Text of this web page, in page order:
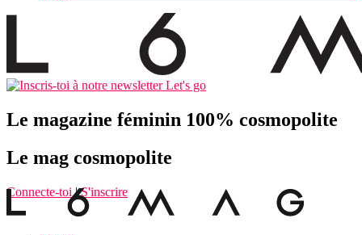
Let's go
Le magazine féminin 100% cosmopolite
Le mag cosmopolite
Connecte-toi|S'inscrire